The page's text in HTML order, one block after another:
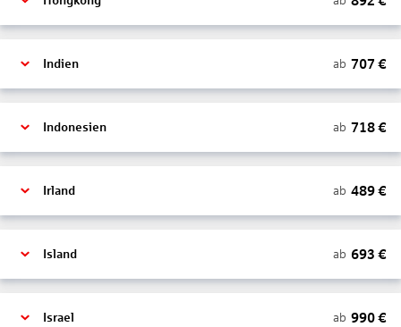
Indien ab 707 €
Indonesien ab 718€
Irland ab 489€
Island ab 693 €
Israel ab 990€